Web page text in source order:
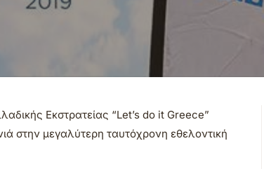
Εκστρατείας “Let’s do it Greece”
στην μεγαλύτερη ταυτόχρονη εθελοντική